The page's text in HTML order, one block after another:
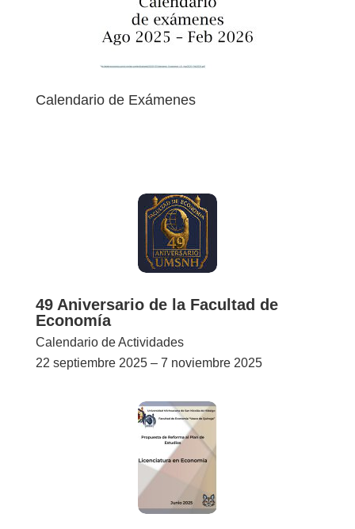
Calendario de Exámenes
49 Aniversario de la Facultad de
Economía
Calendario de Actividades
22 septiembre 2025 – 7 noviembre 2025